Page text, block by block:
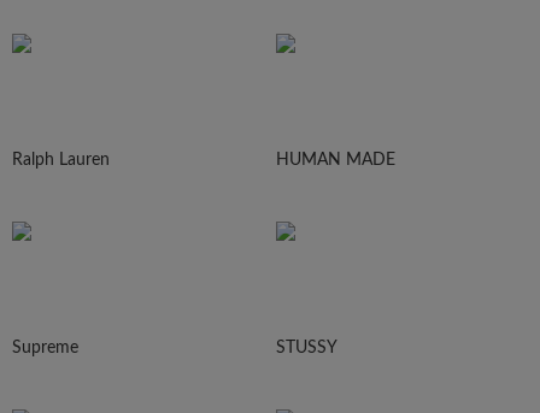
Ralph Lauren HUMAN MADE
Supreme STUSSY